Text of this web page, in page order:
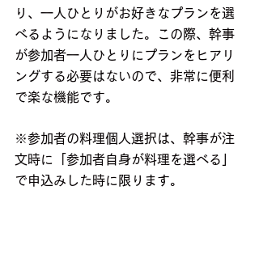
り、一人ひとりがお好きなプランを選
べるようになりました。この際、幹事
が参加者一人ひとりにプランをヒアリ
ングする必要はないので、非常に便利
で楽な機能です。
※参加者の料理個人選択は、幹事が注
文時に「参加者自身が料理を選べる」
で申込みした時に限ります。